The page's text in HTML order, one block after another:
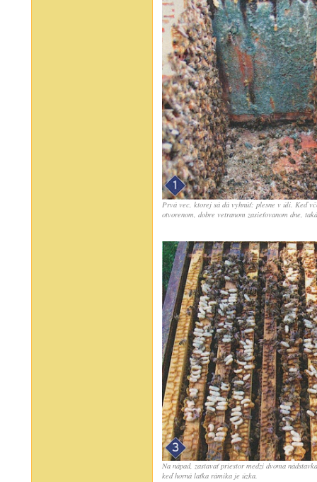
Prvá vec, ktorej sá dá vyhnúť: plesne v úli. Keď
otvorenom, dobre vetranom zasieťovanom dne,
Na nápad, zastavať priestor medzi dvoma
keď horná laťka rámika je úzka.